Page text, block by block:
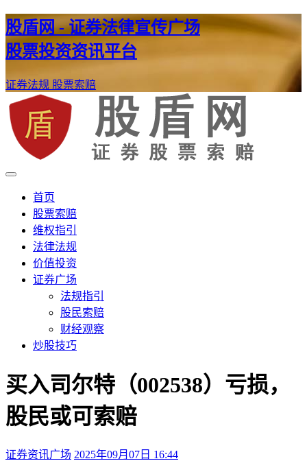
股盾网 - 证券法律宣传广场
股票投资资讯平台
证券法规 股票索赔
股盾网
证券股票维权网
首页
股票索赔
维权指引
法律法规
价值投资
证券广场
法规指引
股民索赔
财经观察
炒股技巧
买入司尔特（002538）亏损，
股民或可索赔
证券资讯广场 2025年09月07日 16:44